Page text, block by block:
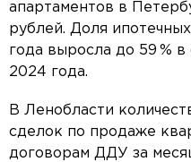
апартаментов в
рублей. Доля
года выросла до 59 %
2024 года.
В Ленобласти
сделок по продаже
договорам ДДУ за